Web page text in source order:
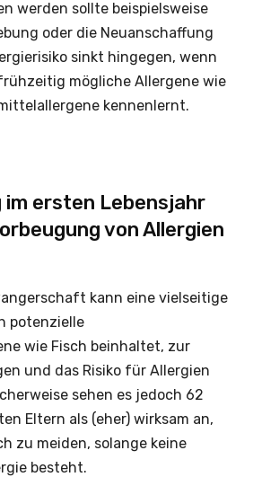
werden sollte beispielsweise
oder die Neuanschaffung
sinkt hingegen, wenn
mögliche Allergene wie
kennenlernt.
im ersten Lebensjahr
von Allergien
kann eine vielseitige
potenzielle
wie Fisch beinhaltet, zur
und das Risiko für Allergien
sehen es jedoch 62
Eltern als (eher) wirksam an,
zu meiden, solange keine
besteht.